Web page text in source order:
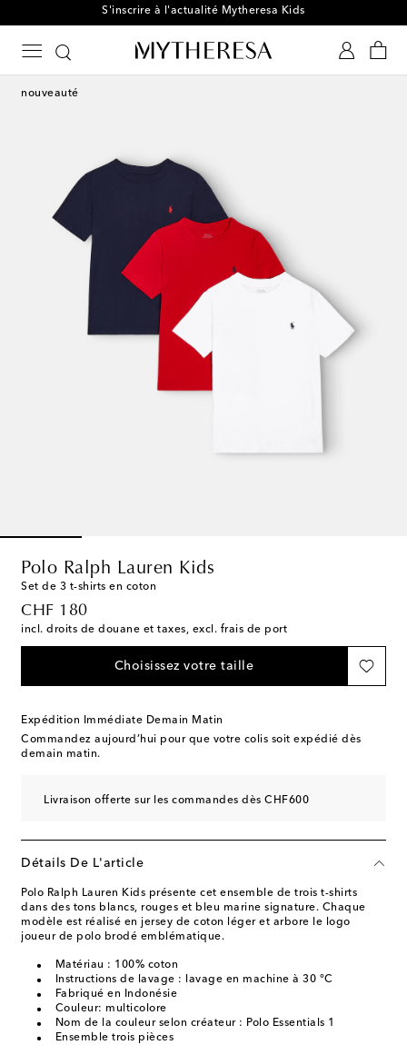
S'inscrire à l'actualité Mytheresa Kids
nouveauté
Polo Ralph Lauren Kids
Set de 3 t-shirts en coton
CHF 180
original price
incl. droits de douane et taxes, excl. frais de port
Choisissez votre taille
Expédition Immédiate Demain Matin
Commandez aujourd’hui pour que votre colis soit expédié dès
demain matin.
Livraison offerte sur les commandes dès CHF600
Détails De L'article
Polo Ralph Lauren Kids présente cet ensemble de trois t-shirts
dans des tons blancs, rouges et bleu marine signature. Chaque
modèle est réalisé en jersey de coton léger et arbore le logo
joueur de polo brodé emblématique.
Matériau : 100% coton
Instructions de lavage : lavage en machine à 30 °C
Fabriqué en Indonésie
Couleur: multicolore
Nom de la couleur selon créateur : Polo Essentials 1
Ensemble trois pièces